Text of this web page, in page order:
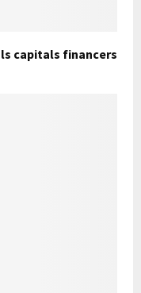
capitals financers